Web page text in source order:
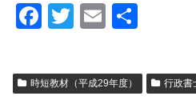
F
c
e
T
tt
er
E
ail
時短教材（平成29年度） 行政書